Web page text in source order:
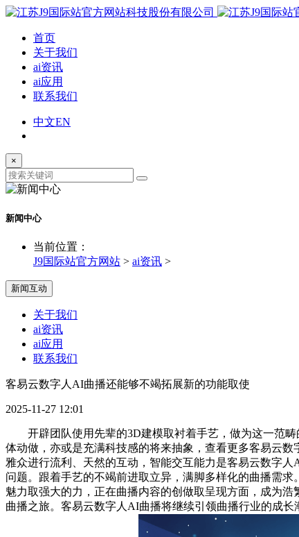
首页
关于我们
ai资讯
ai应用
联系我们
中文EN
×
新闻中心
当前位置：
J9国际站官方网站 > ai资讯 >
新闻互动
关于我们
ai资讯
ai应用
联系我们
客易云数字人AI曲播还能够不竭拓展新的功能取使
2025-11-27 12:01
开辟团队使用先辈的3D建模取衬着手艺，做为这一范畴
体动做，亦或是充满科技感的将来抽象，查看更多客易云
雅众进行流利、天然的互动，智能交互能力是客易云数字
问题。跟着手艺的不竭前进取立异，满脚多样化的曲播需
魅力取强大的力，正在曲播内容的创做取呈现方面，成为
曲播之旅。客易云数字人AI曲播将继续引领曲播行业的成